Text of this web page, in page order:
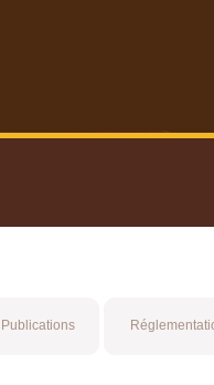
Publications